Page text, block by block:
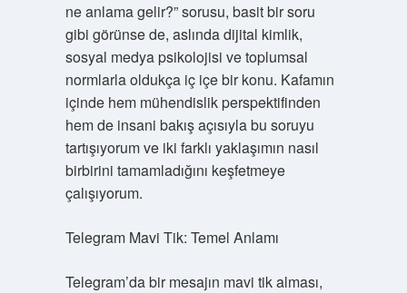
ne anlama gelir?” sorusu, basit bir soru
gibi görünse de, aslında dijital kimlik,
sosyal medya psikolojisi ve toplumsal
normlarla oldukça iç içe bir konu. Kafamın
içinde hem mühendislik perspektifinden
hem de insani bakış açısıyla bu soruyu
tartışıyorum ve iki farklı yaklaşımın nasıl
birbirini tamamladığını keşfetmeye
çalışıyorum.
Telegram Mavi Tik: Temel Anlamı
Telegram’da bir mesajın mavi tik alması,